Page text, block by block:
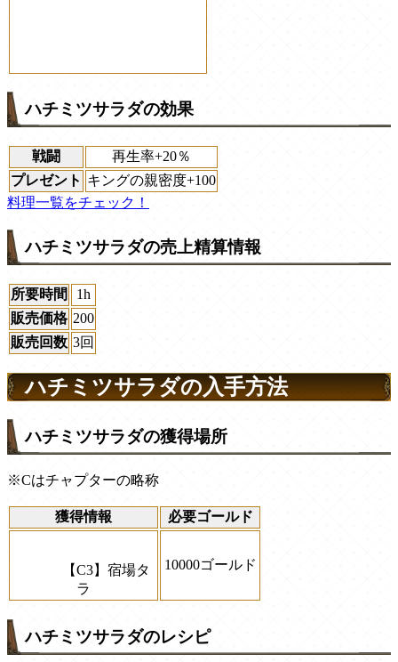
ハチミツサラダの効果
戦闘
再生率+20％
プレゼント キングの親密度+100
料理一覧をチェック！
ハチミツサラダの売上精算情報
所要時間
1h
販売価格 200
販売回数 3回
ハチミツサラダの入手方法
ハチミツサラダの獲得場所
※Cはチャプターの略称
獲得情報 必要ゴールド
【C3】宿場タ
ラ
10000ゴールド
ハチミツサラダのレシピ